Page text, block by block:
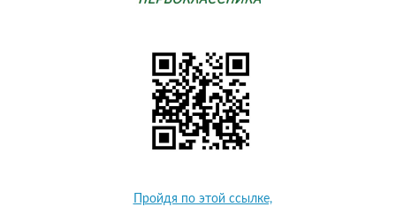
Пройдя по этой ссылке,